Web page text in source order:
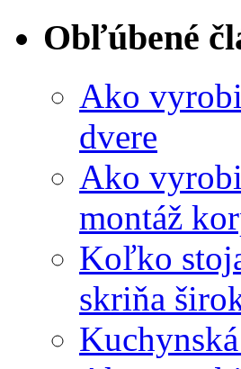
Obľúbené
Ako
dvere
Ako
montáž
Koľko
skriňa